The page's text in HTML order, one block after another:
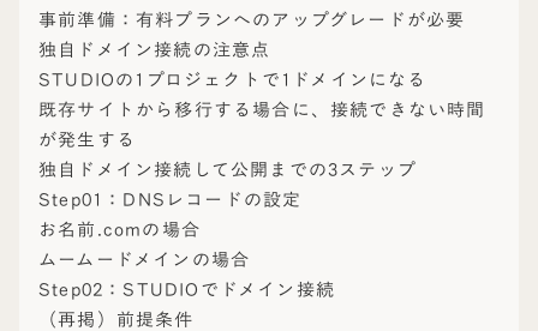
事前準備：有料プランへのアップグレードが必要
独自ドメイン接続の注意点
STUDIOの1プロジェクトで1ドメインになる
既存サイトから移行する場合に、接続できない時間
が発生する
独自ドメイン接続して公開までの3ステップ
Step01：DNSレコードの設定
お名前.comの場合
ムームードメインの場合
Step02：STUDIOでドメイン接続
（再掲）前提条件